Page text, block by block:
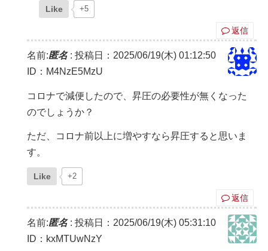
Like +5
返信
名前:匿名: 投稿日：2025/06/19(木) 01:12:50
ID：M4NzE5MzU
コロナで減便したので、昇圧の必要性が無くなった
のでしょうか？
ただ、コロナ前以上に増やすなら昇圧すると思いま
す。
Like +2
返信
名前:匿名: 投稿日：2025/06/19(木) 05:31:10
ID：kxMTUwNzY